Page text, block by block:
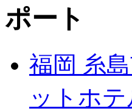
ポート
福岡 糸
ットホテ